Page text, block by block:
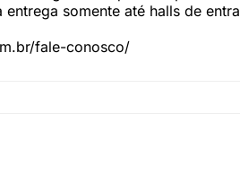
somente até halls de
fale-conosco/